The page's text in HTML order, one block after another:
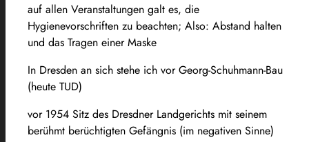
auf allen Veranstaltungen galt es, die
Hygienevorschriften zu beachten; Also: Abstand halten
und das Tragen einer Maske
In Dresden an sich stehe ich vor Georg-Schuhmann-Bau
(heute TUD)
vor 1954 Sitz des Dresdner Landgerichts mit seinem
berühmt berüchtigten Gefängnis (im negativen Sinne)